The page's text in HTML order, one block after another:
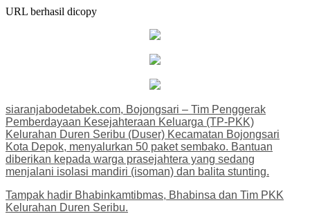
URL berhasil dicopy
siaranjabodetabek.com, Bojongsari – Tim Penggerak
Pemberdayaan Kesejahteraan Keluarga (TP-PKK)
Kelurahan Duren Seribu (Duser) Kecamatan Bojongsari
Kota Depok, menyalurkan 50 paket sembako. Bantuan
diberikan kepada warga prasejahtera yang sedang
menjalani isolasi mandiri (isoman) dan balita stunting.
Tampak hadir Bhabinkamtibmas, Bhabinsa dan Tim PKK
Kelurahan Duren Seribu.